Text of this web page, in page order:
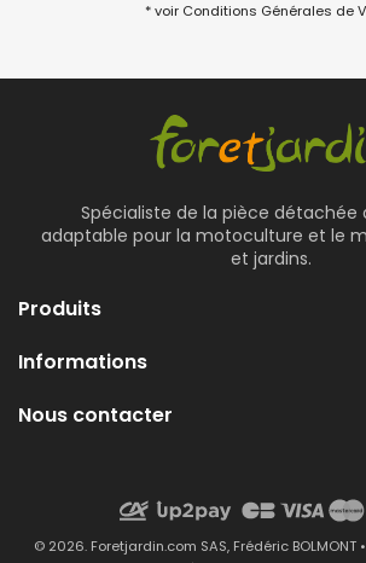
* voir Conditions Générales de
Spécialiste de la pièce détachée
adaptable pour la motoculture et le
et jardins.
Produits
Informations
Nous contacter
© 2026. Foretjardin.com SAS, Frédéric BOLMONT